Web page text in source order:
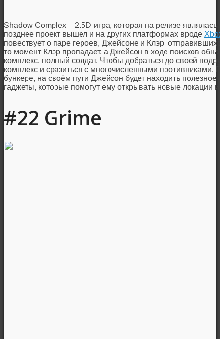
Shadow Complex – 2.5D-игра, которая на релизе
позднее проект вышел и на других платформах вроде
повествует о паре героев, Джейсоне и Клэр,
то момент Клэр пропадает, а Джейсон в ходе поисков
комплекс, полный солдат. Чтобы добраться до своей
комплекс и сразиться с многочисленными противниками.
бункере, на своём пути Джейсон будет находить
гаджеты, которые помогут ему открывать новые локации
#22 Grime